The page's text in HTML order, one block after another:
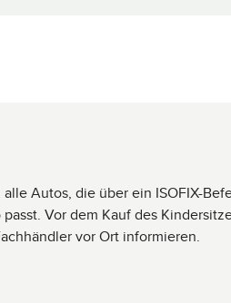
Autos, die über ein ISOFIX-
Vor dem Kauf des
vor Ort informieren.